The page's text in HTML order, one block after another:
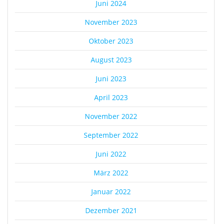
Juni 2024
November 2023
Oktober 2023
August 2023
Juni 2023
April 2023
November 2022
September 2022
Juni 2022
März 2022
Januar 2022
Dezember 2021